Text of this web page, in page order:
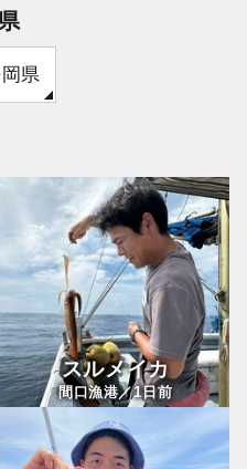
県
スルメイカ
間口漁港／1日前